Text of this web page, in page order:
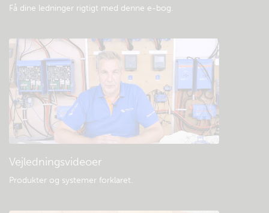
Få dine ledninger rigtigt med denne e-bog.
Vejledningsvideoer
Produkter og systemer forklaret.